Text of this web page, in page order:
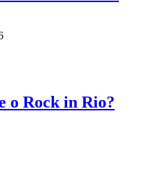
o Rock in Rio?